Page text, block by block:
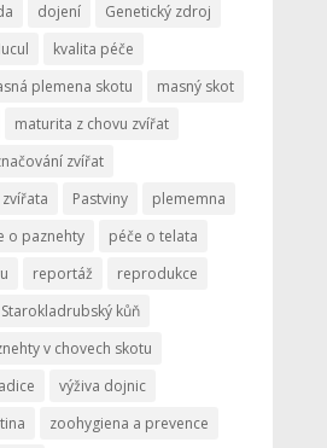
dojení
Genetický zdroj
kvalita péče
plemena skotu
masný skot
maturita z chovu zvířat
zvířat
Pastviny
plememna
o paznehty
péče o telata
reportáž
reprodukce
Starokladrubský kůň
v chovech skotu
výživa dojnic
zoohygiena a prevence